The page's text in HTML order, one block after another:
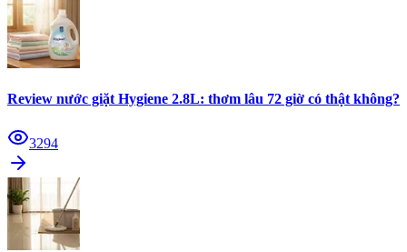
Review nước giặt Hygiene 2.8L: thơm lâu 72 giờ có thật không?
3294